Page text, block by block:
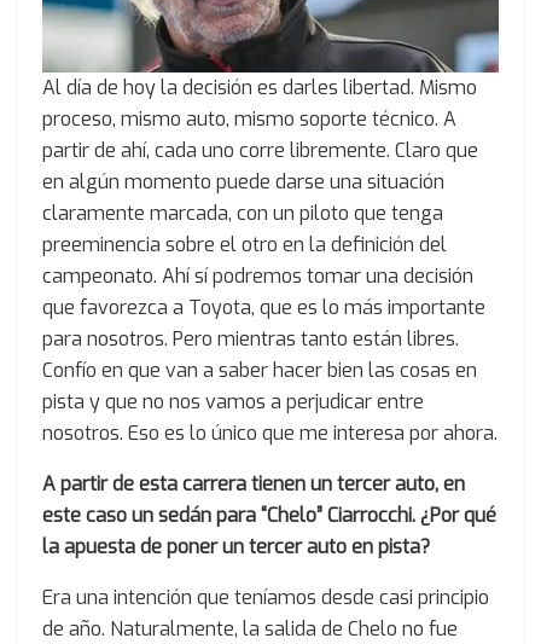
Al día de hoy la decisión es darles libertad. Mismo
proceso, mismo auto, mismo soporte técnico. A
partir de ahí, cada uno corre libremente. Claro que
en algún momento puede darse una situación
claramente marcada, con un piloto que tenga
preeminencia sobre el otro en la definición del
campeonato. Ahí sí podremos tomar una decisión
que favorezca a Toyota, que es lo más importante
para nosotros. Pero mientras tanto están libres.
Confío en que van a saber hacer bien las cosas en
pista y que no nos vamos a perjudicar entre
nosotros. Eso es lo único que me interesa por ahora.
A partir de esta carrera tienen un tercer auto, en
este caso un sedán para “Chelo” Ciarrocchi. ¿Por qué
la apuesta de poner un tercer auto en pista?
Era una intención que teníamos desde casi principio
de año. Naturalmente, la salida de Chelo no fue